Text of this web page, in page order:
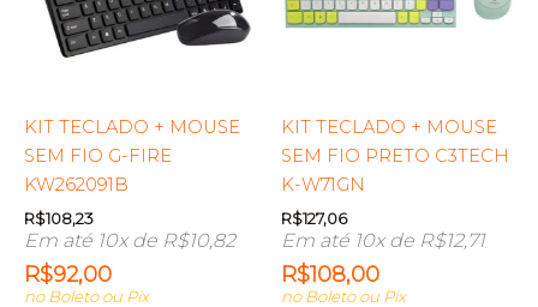
KIT TECLADO + MOUSE
SEM FIO G-FIRE
KW262091B
R$108,23
Em até 10x de R$10,82
R$92,00
no Boleto ou Pix
KIT TECLADO + MOUSE
SEM FIO PRETO C3TECH
K-W71GN
R$127,06
Em até 10x de R$12,71
R$108,00
no Boleto ou Pix